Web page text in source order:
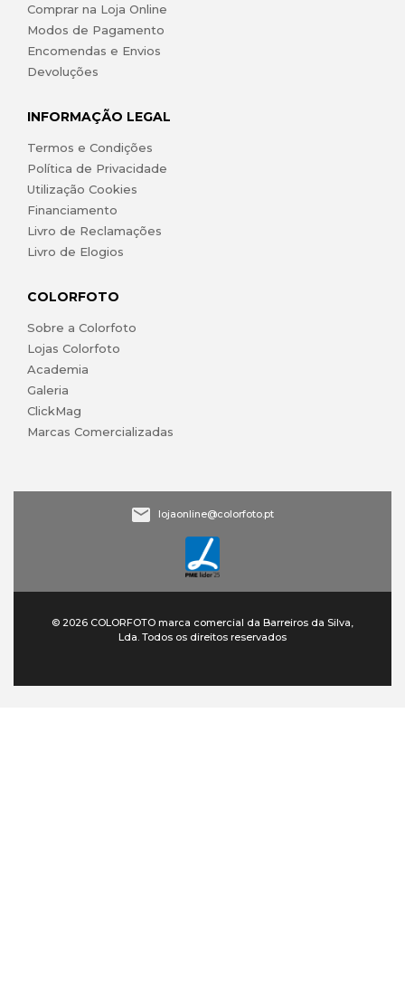
Comprar na Loja Online
Modos de Pagamento
Encomendas e Envios
Devoluções
INFORMAÇÃO LEGAL
Termos e Condições
Política de Privacidade
Utilização Cookies
Financiamento
Livro de Reclamações
Livro de Elogios
COLORFOTO
Sobre a Colorfoto
Lojas Colorfoto
Academia
Galeria
ClickMag
Marcas Comercializadas
lojaonline@colorfoto.pt
© 2026 COLORFOTO marca comercial da Barreiros da Silva,
Lda. Todos os direitos reservados